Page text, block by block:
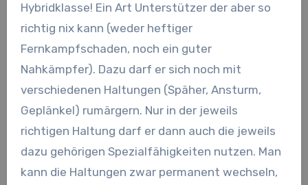
Hybridklasse! Ein Art Unterstützer der aber so
richtig nix kann (weder heftiger
Fernkampfschaden, noch ein guter
Nahkämpfer). Dazu darf er sich noch mit
verschiedenen Haltungen (Späher, Ansturm,
Geplänkel) rumärgern. Nur in der jeweils
richtigen Haltung darf er dann auch die jeweils
dazu gehörigen Spezialfähigkeiten nutzen. Man
kann die Haltungen zwar permanent wechseln,